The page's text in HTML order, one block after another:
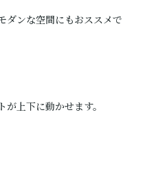
ダンな空間にもおススメで
上下に動かせます。